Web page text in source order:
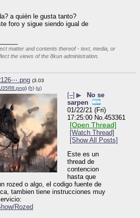
a quién le gusta tanto?
foro y sigue siendo igual de
matter and contents thereof - text, media, or
the views of the 8kun administration.
(3.03
) (h) (u)
[–] ▶
No se
sarpen
01/22/21 (Fri)
17:25:00 No.453361
[Open Thread]
[Watch Thread]
[Show All Posts]
Este es un
thread de
contencion
hasta que
rozed o algo, el codigo fuente de
tambien tiene instrucciones muy
Rozed